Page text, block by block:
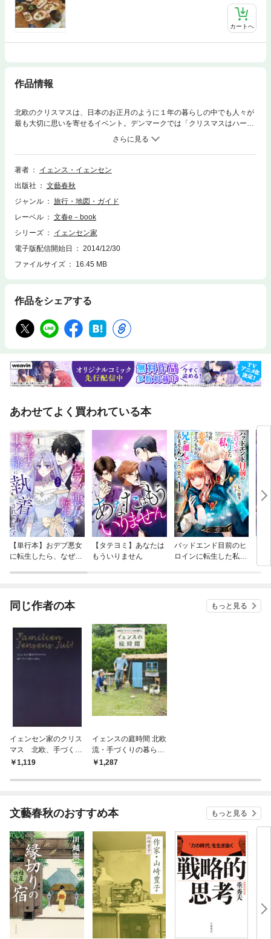
カートへ
作品情報
北欧のクリスマスは、日本のお正月のように１年の暮らしの中でも人々が
最も大切に思いを寄せるイベント。デンマークでは「クリスマスはハート
のお祝い」と言われていて、宗教的なことやお金をかけて贅沢するのでは
なく、真心をこめて祝うものと考えられている。そんな北欧流の手づくり
で楽しむクリスマスをデンマーク出身の筆者が、優しく解説。家を飾る手
づくり小物やインテリア、素朴でもとっても美味しいディナーにスイーツ
間を家族や友人と過ごしたくなるクリスマスブック。
著者
イェンス・イェンセン
出版社
文藝春秋
ジャンル
旅行・地図・ガイド
レーベル
文春e－book
シリーズ
イェンセン家
電子版配信開始日
2014/12/30
ファイルサイズ
16.45 MB
作品をシェアする
あわせてよく買われている本
【単行本】おデブ悪女
に転生したら、なぜか
【タテヨミ】あなたは
もういりません
バッドエンド目前のヒ
ロインに転生した私、
同じ作者の本 もっと見る
イェンセン家のクリス
マス 北欧、手づくり
の暮らしに教わる
1,119
イェンスの庭時間 北欧
流・手づくりの暮らし
方1,287
文藝春秋のおすすめ本 もっと見る